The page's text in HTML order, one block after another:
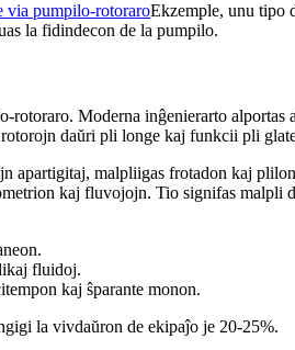
via pumpilo-rotoraroEkzemple, unu tipo
la fidindecon de la pumpilo.
Moderna inĝenierarto
daŭri pli longe kaj funkcii pli
apartigitaj, malpliigas frotadon kaj
kaj fluvojojn. Tio signifas malpli
fluidoj.
kaj ŝparante monon.
la vivdaŭron de ekipaĵo je 20-25%.